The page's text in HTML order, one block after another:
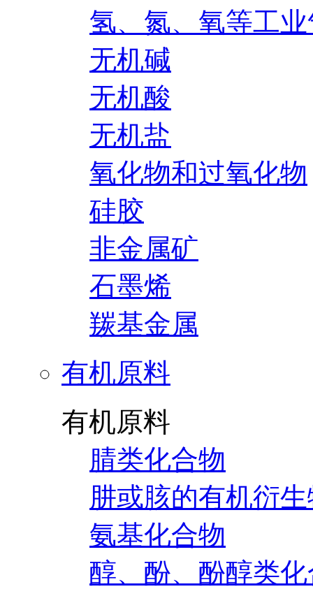
氢、氮、氧等工
无机碱
无机酸
无机盐
氧化物和过氧化物
硅胶
非金属矿
石墨烯
羰基金属
有机原料
有机原料
腈类化合物
肼或胲的有机衍
氨基化合物
醇、酚、酚醇类